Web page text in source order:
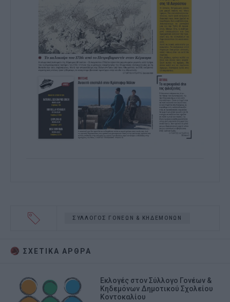
ΣΥΛΛΟΓΟΣ ΓΟΝΕΩΝ & ΚΗΔΕΜΟΝΩΝ
ΣΧΕΤΙΚA AΡΘΡΑ
Εκλογές στον Σύλλογο Γονέων &
Κηδεμόνων Δημοτικού Σχολείου
Κοντοκαλίου